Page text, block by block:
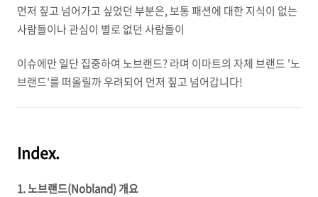
먼저 짚고 넘어가고 싶었던 부분은, 보통 패션에 대한 지식이 없는
사람들이나 관심이 별로 없던 사람들이
이슈에만 일단 집중하여 노브랜드? 라며 이마트의 자체 브랜드 '노
브랜드'를 떠올릴까 우려되어 먼저 짚고 넘어갑니다!
Index.
1. 노브랜드(Nobland) 개요